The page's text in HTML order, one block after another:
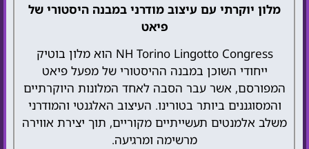
מלון יוקרתי עם עיצוב מודרני במבנה היסטורי של
פיאט
NH Torino Lingotto Congress הוא מלון בוטיק
ייחודי השוכן במבנה ההיסטורי של מפעל פיאט
המפורסם, אשר עבר הסבה לאחד המלונות היוקרתיים
והמסוגננים ביותר בטורינו. העיצוב האלגנטי והמודרני
משלב אלמנטים תעשייתיים מקוריים, תוך יצירת אווירה
מרשימה ומרגיעה.